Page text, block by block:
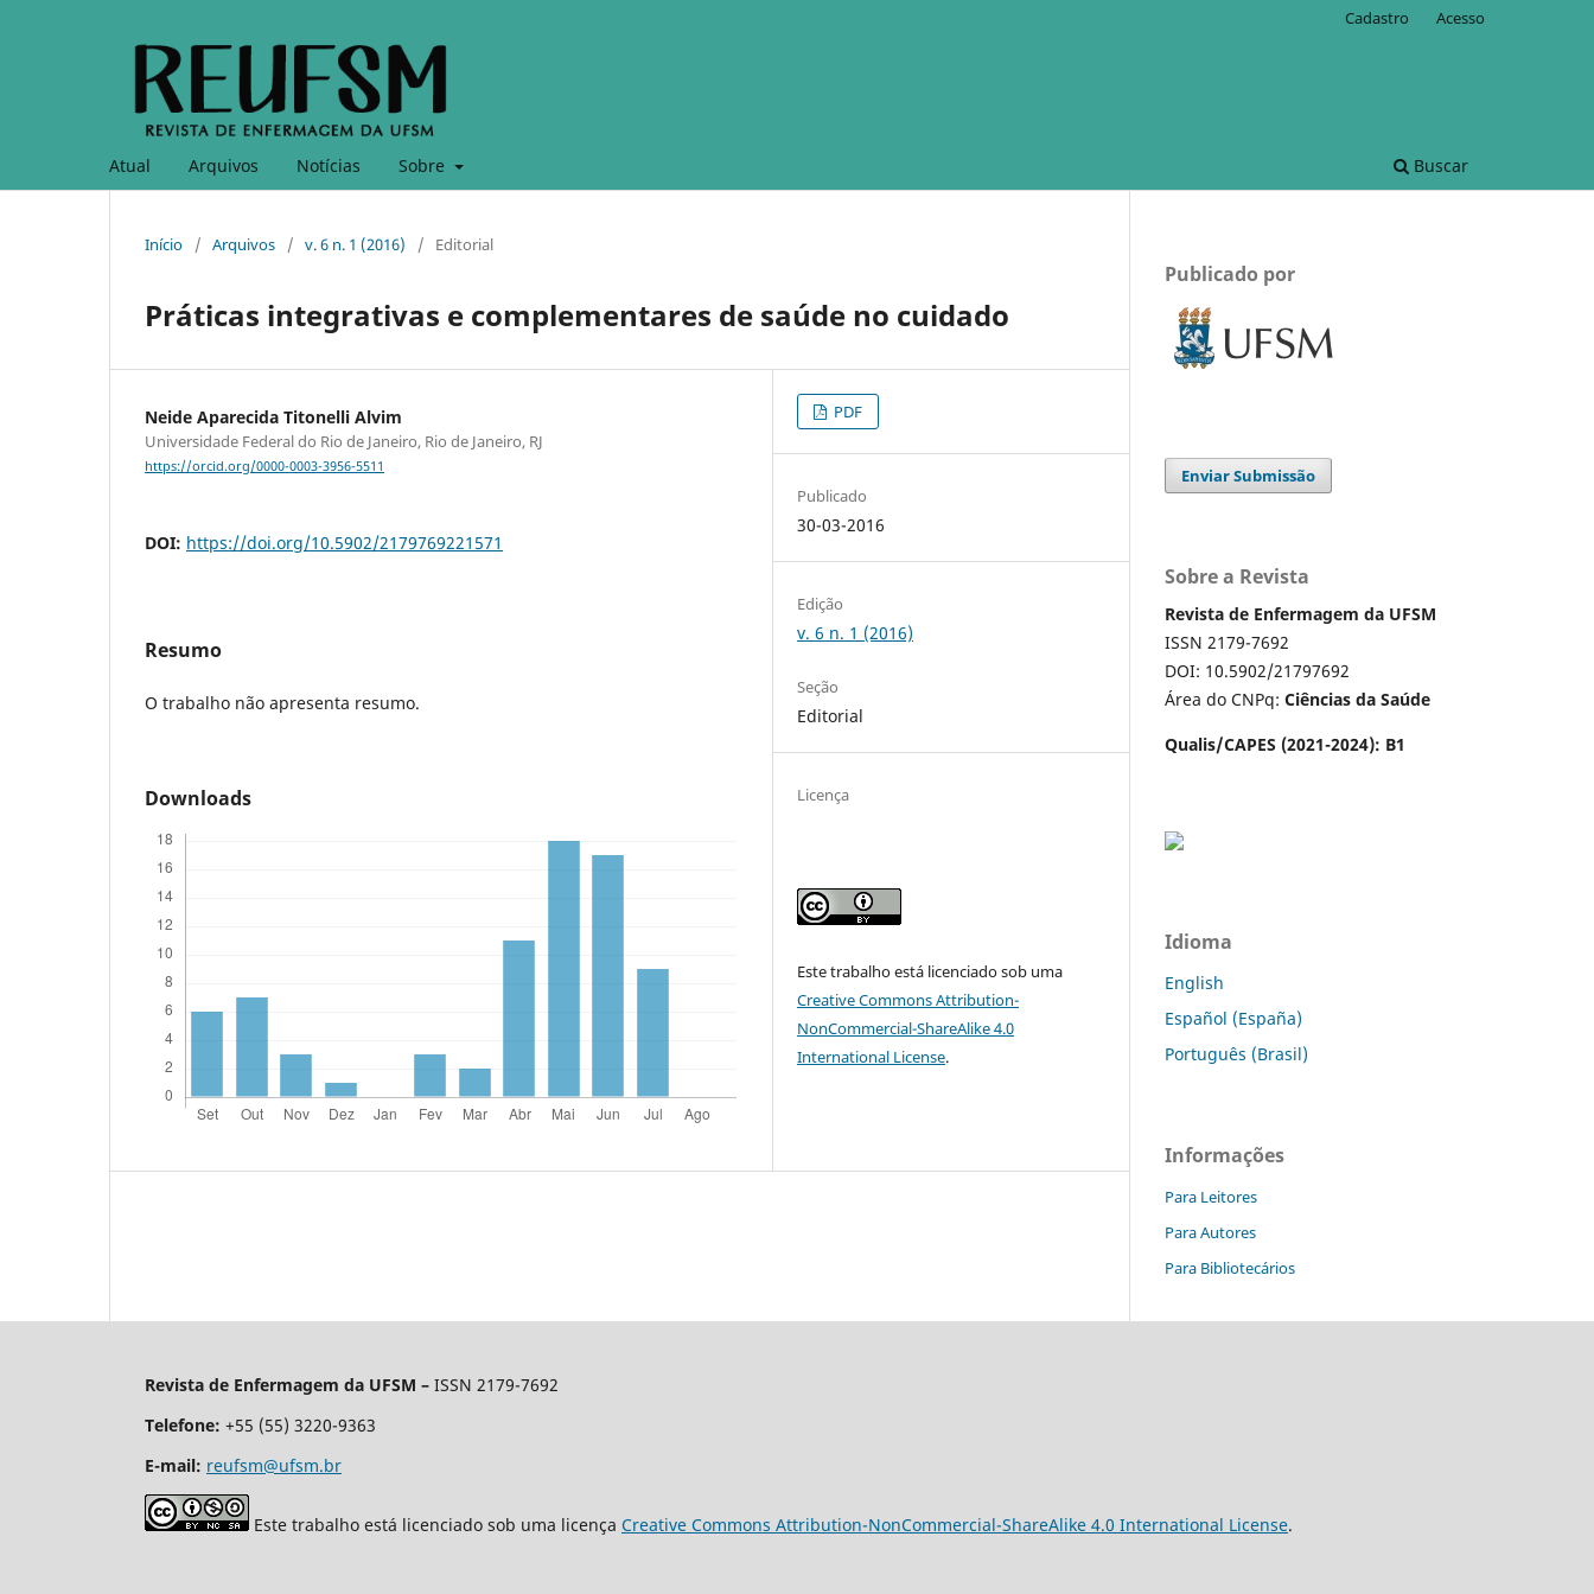
Atual Arquivos Notícias Sobre Buscar
Cadastro Acesso
Início / Arquivos / v. 6 n. 1 (2016) / Editorial
Práticas integrativas e complementares de saúde no cuidado
Neide Aparecida Titonelli Alvim
Universidade Federal do Rio de Janeiro, Rio de Janeiro, RJ
https://orcid.org/0000-0003-3956-5511
DOI: https://doi.org/10.5902/2179769221571
Resumo
O trabalho não apresenta resumo.
Downloads
PDF
Publicado
30-03-2016
Edição
v. 6 n. 1 (2016)
Seção
Editorial
Licença
Este trabalho está licenciado sob uma
Creative Commons Attribution-
NonCommercial-ShareAlike 4.0
International License.
Publicado por
Enviar Submissão
Sobre a Revista
Revista de Enfermagem da UFSM
ISSN 2179-7692
DOI: 10.5902/21797692
Área do CNPq: Ciências da Saúde
Qualis/CAPES (2021-2024): B1
Idioma
English
Español (España)
Português (Brasil)
Informações
Para Leitores
Para Autores
Para Bibliotecários
Revista de Enfermagem da UFSM – ISSN 2179-7692
Telefone: +55 (55) 3220-9363
E-mail: reufsm@ufsm.br
Este trabalho está licenciado sob uma licença Creative Commons Attribution-NonCommercial-ShareAlike 4.0 International License.